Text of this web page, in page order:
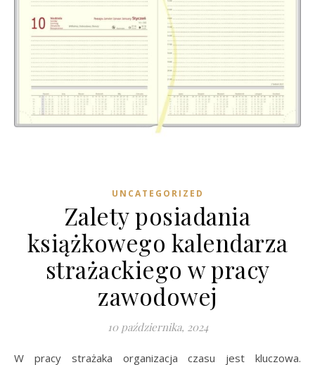
UNCATEGORIZED
Zalety posiadania
książkowego kalendarza
strażackiego w pracy
zawodowej
10 października, 2024
W pracy strażaka organizacja czasu jest kluczowa.